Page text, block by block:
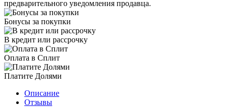
предварительного уведомления продавца.
Бонусы за покупки
В кредит или рассрочку
Оплата в Сплит
Платите Долями
Описание
Отзывы